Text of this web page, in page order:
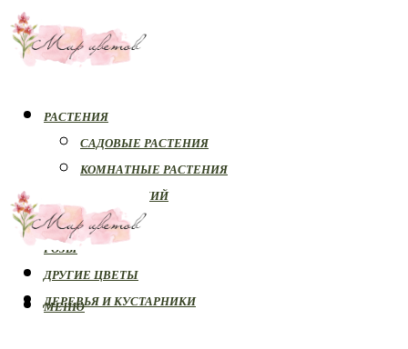
РАСТЕНИЯ
САДОВЫЕ РАСТЕНИЯ
КОМНАТНЫЕ РАСТЕНИЯ
БОЛЕЗНИ РАСТЕНИЙ
ОРХИДЕИ
РОЗЫ
ДРУГИЕ ЦВЕТЫ
ДЕРЕВЬЯ И КУСТАРНИКИ
МЕНЮ